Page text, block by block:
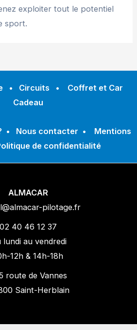
exploiter tout le potentiel
sport.
• Circuits • Coffret et Car
Cadeau
• Nous contacter • Mentions
de confidentialité
ALMACAR
pilotage.fr
02 40 46 12 37
lundi au vendredi
12h & 14h-18h
route de Vannes
Saint-Herblain